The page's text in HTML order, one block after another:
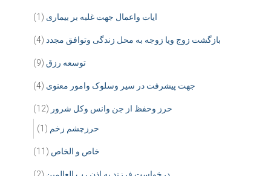
ایات واعمال جهت غلبه بر بیماری (1)
بازگشت زوج ویا زوجه به محل زندگی وتوافق مجدد (4)
توسعه رزق (9)
جهت پیشرفت در سیر وسلوک وامور معنوی (4)
حرز وحفظ از جن وانس وکل شرور (12)
حرزچشم زخم (1)
خاص و الخاص (11)
درخواست فرزند به اذن رب العالمین (2)